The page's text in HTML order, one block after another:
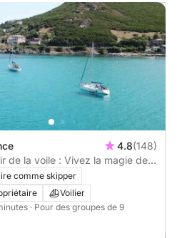
4.8(148)
de la voile : Vivez la magie de
comme skipper
Voilier
· Pour des groupes de 9